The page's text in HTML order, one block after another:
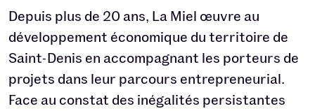
Depuis plus de 20 ans, La Miel œuvre au
développement économique du territoire de
Saint-Denis en accompagnant les porteurs de
projets dans leur parcours entrepreneurial.
Face au constat des inégalités persistantes